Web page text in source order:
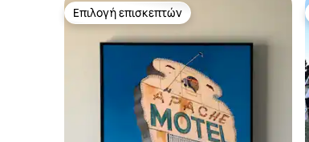
Επιλογή επισκεπτών
Επιλογή επισκεπτών